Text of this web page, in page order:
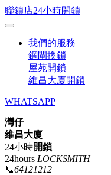
聯鎖店24小時開鎖
我們的服務
鋼閘換鎖
屋苑開鎖
維昌大廈開鎖
WHATSAPP
灣仔
維昌大廈
24小時開鎖
24hours LOCKSMITH
📞64121212